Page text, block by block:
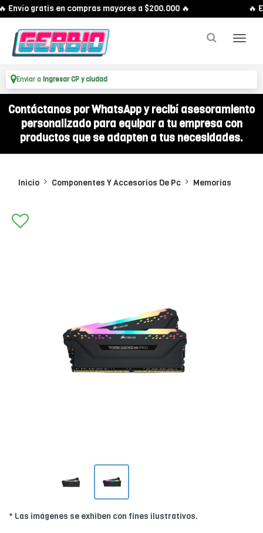
Envío gratis en compras mayores a $200.000 🔥 🔥
Enviar a Ingresar CP y ciudad
Contáctanos por WhatsApp y recibí asesoramiento
personalizado para equipar a tu empresa con
productos que se adapten a tus necesidades.
Inicio Componentes Y Accesorios De Pc Memorias
* Las imágenes se exhiben con fines ilustrativos.